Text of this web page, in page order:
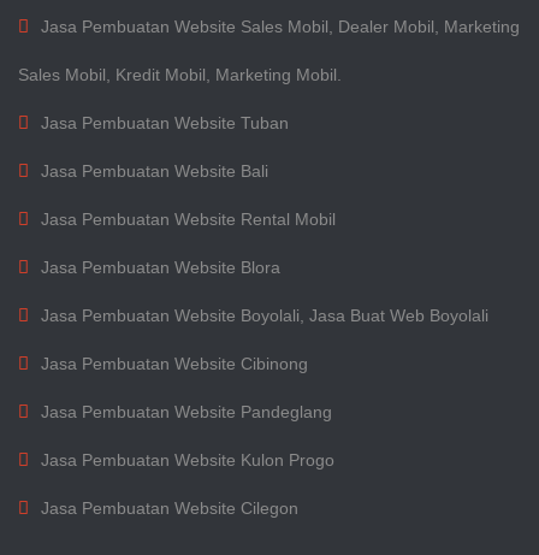
Jasa Pembuatan Website Sales Mobil, Dealer Mobil, Marketing
Sales Mobil, Kredit Mobil, Marketing Mobil.
Jasa Pembuatan Website Tuban
Jasa Pembuatan Website Bali
Jasa Pembuatan Website Rental Mobil
Jasa Pembuatan Website Blora
Jasa Pembuatan Website Boyolali, Jasa Buat Web Boyolali
Jasa Pembuatan Website Cibinong
Jasa Pembuatan Website Pandeglang
Jasa Pembuatan Website Kulon Progo
Jasa Pembuatan Website Cilegon